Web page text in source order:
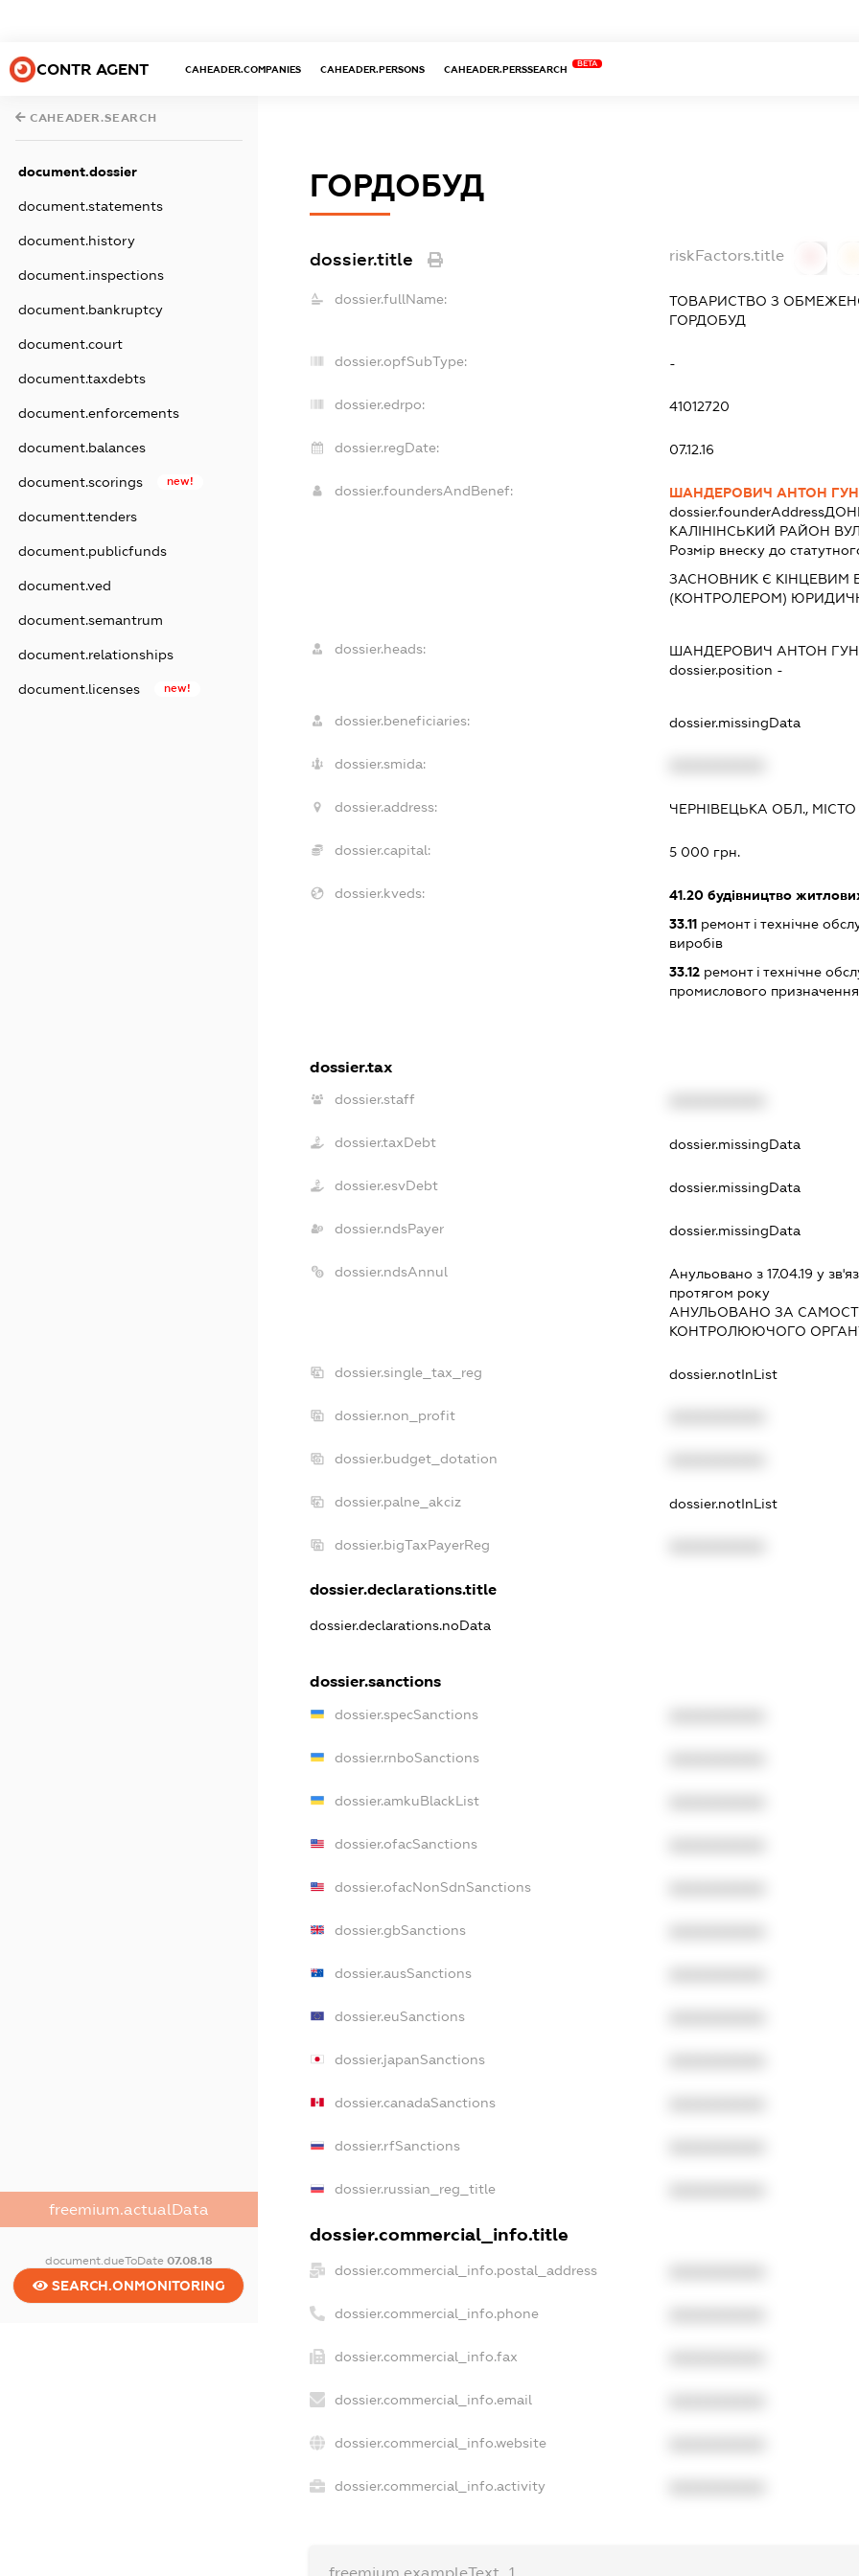
CONTR AGENT CAHEADER.COMPANIES CAHEADER.PERSONS CAHEADER.PERSSEARCH
BETA
CAHEADER.SEARCH
document.dossier
document.statements
document.history
document.inspections
document.bankruptcy
document.court
document.taxdebts
document.enforcements
document.balances
document.scorings new!
document.tenders
document.publicfunds
document.ved
document.semantrum
document.relationships
document.licenses new!
freemium.actualData
document.dueToDate 07.08.18
SEARCH.ONMONITORING
ГОРДОБУД
dossier.title riskFactors.title
dossier.fullName:
ТОВАРИСТВО З
ГОРДОБУД
dossier.opfSubType: -
dossier.edrpo: 41012720
dossier.regDate: 07.12.16
dossier.foundersAndBenef:
ШАНДЕРОВИЧ АНТОН
dossier.founderAddress
КАЛІНІНСЬКИЙ РАЙОН
Розмір внеску до
ЗАСНОВНИК Є КІНЦЕВИМ
(КОНТРОЛЕРОМ)
dossier.heads: ШАНДЕРОВИЧ АНТОН
dossier.position -
dossier.beneficiaries: dossier.missingData
dossier.smida:
dossier.address: ЧЕРНІВЕЦЬКА ОБЛ.,
dossier.capital: 5 000 грн.
dossier.kveds: 41.20будівництво
33.11ремонт і технічне
виробів
33.12ремонт і технічне
промислового призначення
dossier.tax
dossier.staff
dossier.taxDebt dossier.missingData
dossier.esvDebt dossier.missingData
dossier.ndsPayer dossier.missingData
dossier.ndsAnnul Анульовано з 17.04.19 у
протягом року
АНУЛЬОВАНО ЗА
КОНТРОЛЮЮЧОГО
dossier.single_tax_reg dossier.notInList
dossier.non_profit
dossier.budget_dotation
dossier.palne_akciz dossier.notInList
dossier.bigTaxPayerReg
dossier.declarations.title
dossier.declarations.noData
dossier.sanctions
dossier.specSanctions
dossier.rnboSanctions
dossier.amkuBlackList
dossier.ofacSanctions
dossier.ofacNonSdnSanctions
dossier.gbSanctions
dossier.ausSanctions
dossier.euSanctions
dossier.japanSanctions
dossier.canadaSanctions
dossier.rfSanctions
dossier.russian_reg_title
dossier.commercial_info.title
dossier.commercial_info.postal_address
dossier.commercial_info.phone
dossier.commercial_info.fax
dossier.commercial_info.email
dossier.commercial_info.website
dossier.commercial_info.activity